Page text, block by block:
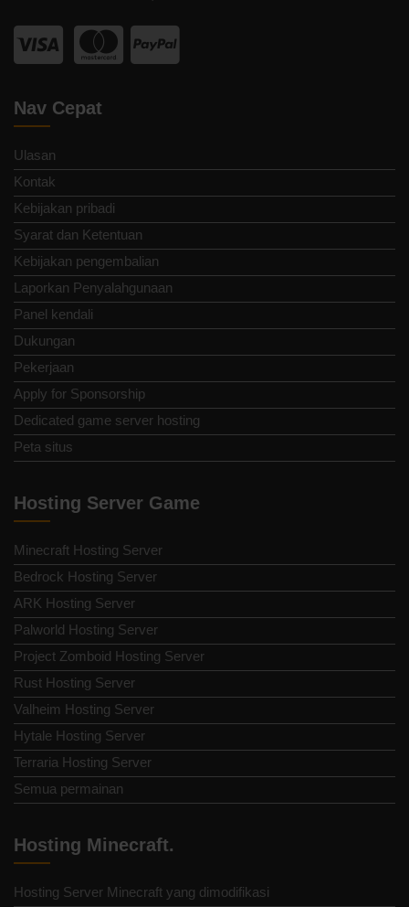
Nav Cepat
Ulasan
Kontak
Kebijakan pribadi
Syarat dan Ketentuan
Kebijakan pengembalian
Laporkan Penyalahgunaan
Panel kendali
Dukungan
Pekerjaan
Apply for Sponsorship
Dedicated game server hosting
Peta situs
Hosting Server Game
Minecraft Hosting Server
Bedrock Hosting Server
ARK Hosting Server
Palworld Hosting Server
Project Zomboid Hosting Server
Rust Hosting Server
Valheim Hosting Server
Hytale Hosting Server
Terraria Hosting Server
Semua permainan
Hosting Minecraft.
Hosting Server Minecraft yang dimodifikasi